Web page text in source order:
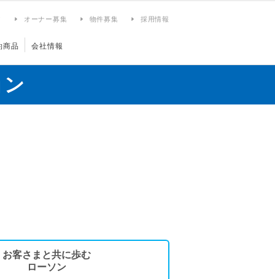
オーナー募集 物件募集 採用情報
商品 会社情報
お客さまと共に歩む
ローソン